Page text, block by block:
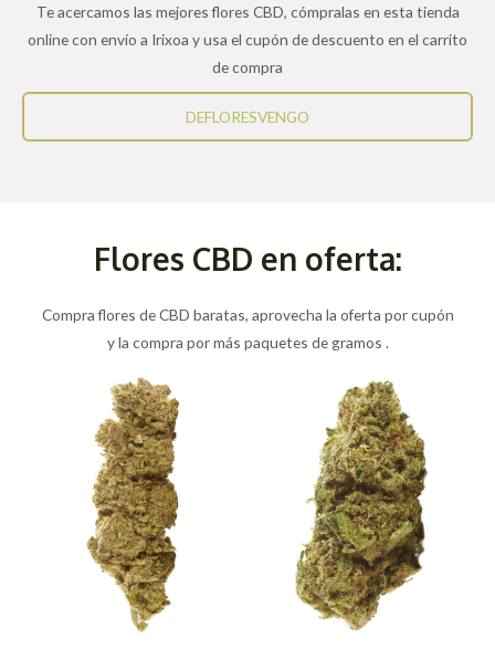
Te acercamos las mejores flores CBD, cómpralas en esta tienda
online con envío a Irixoa y usa el cupón de descuento en el carrito
de compra
DEFLORESVENGO
Flores CBD en oferta:
Compra flores de CBD baratas, aprovecha la oferta por cupón
y la compra por más paquetes de gramos .